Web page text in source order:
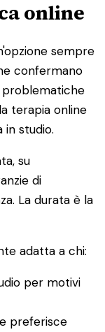
online
sempre
confermano
problematiche
terapia online
in studio.
su
di
La durata è la
adatta a chi:
per motivi
preferisce